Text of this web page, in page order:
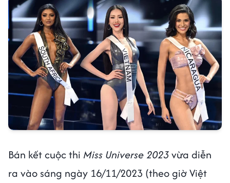
Bán kết cuộc thi Miss Universe 2023vừa diễn
ra vào sáng ngày 16/11/2023 (theo giờ Việt